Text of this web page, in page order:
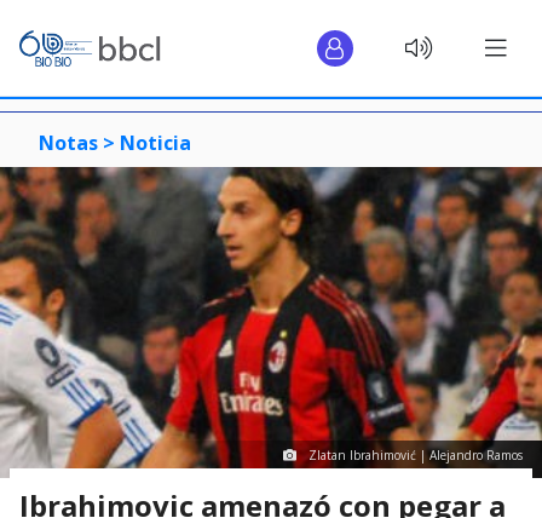
Notas > Noticia
Zlatan Ibrahimović | Alejandro Ramos
Ibrahimovic amenazó con pegar a